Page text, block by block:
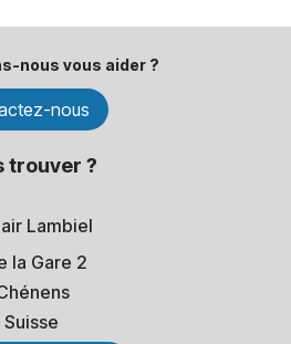
​nous vous aider ?
nous
trouver ?
Lambiel
la Gare 2
Suisse